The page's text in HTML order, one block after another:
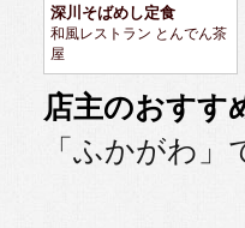
深川そばめし定食
和風レストラン とんでん茶
屋
店主のおすす
「ふかがわ